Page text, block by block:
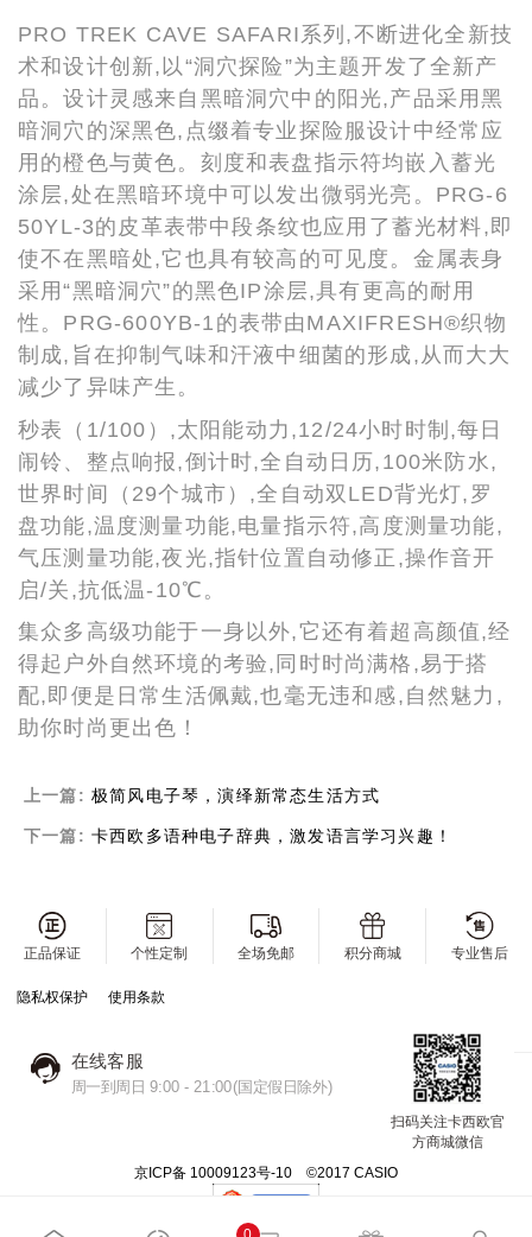
PRO TREK CAVE SAFARI系列,不断进化全新技
术和设计创新,以“洞穴探险”为主题开发了全新产
品。设计灵感来自黑暗洞穴中的阳光,产品采用黑
暗洞穴的深黑色,点缀着专业探险服设计中经常应
用的橙色与黄色。刻度和表盘指示符均嵌入蓄光
涂层,处在黑暗环境中可以发出微弱光亮。PRG-6
50YL-3的皮革表带中段条纹也应用了蓄光材料,即
使不在黑暗处,它也具有较高的可见度。金属表身
采用“黑暗洞穴”的黑色IP涂层,具有更高的耐用
性。PRG-600YB-1的表带由MAXIFRESH®织物
制成,旨在抑制气味和汗液中细菌的形成,从而大大
减少了异味产生。
秒表（1/100）,太阳能动力,12/24小时时制,每日
闹铃、整点响报,倒计时,全自动日历,100米防水,
世界时间（29个城市）,全自动双LED背光灯,罗
盘功能,温度测量功能,电量指示符,高度测量功能,
气压测量功能,夜光,指针位置自动修正,操作音开
启/关,抗低温-10℃。
集众多高级功能于一身以外,它还有着超高颜值,经
得起户外自然环境的考验,同时时尚满格,易于搭
配,即便是日常生活佩戴,也毫无违和感,自然魅力,
助你时尚更出色！
上一篇: 极简风电子琴，演绎新常态生活方式
下一篇: 卡西欧多语种电子辞典，激发语言学习兴趣！
正品保证 个性定制 全场免邮 积分商城 专业售后
隐私权保护 使用条款
在线客服
周一到周日 9:00 - 21:00(国定假日除外)
扫码关注卡西欧官
方商城微信
京ICP备 10009123号-10 ©2017 CASIO